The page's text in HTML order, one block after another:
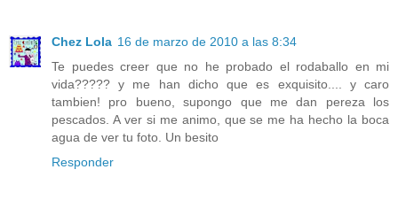
Chez Lola 16 de marzo de 2010 a las 8:34
Te puedes creer que no he probado el rodaballo en mi
vida????? y me han dicho que es exquisito.... y caro
tambien! pro bueno, supongo que me dan pereza los
pescados. A ver si me animo, que se me ha hecho la boca
agua de ver tu foto. Un besito
Responder